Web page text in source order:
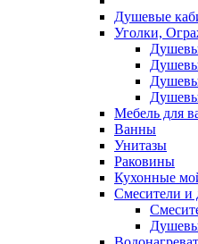
Душевые
Уголки,
Мебель для
Ванны
Унитазы
Раковины
Кухонные
Смесители и